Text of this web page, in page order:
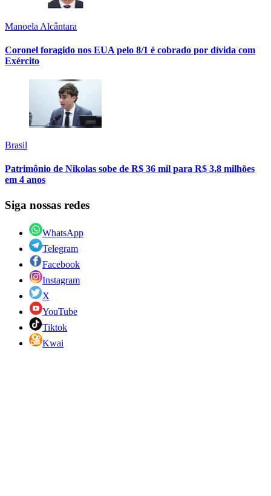
Manoela Alcântara
Coronel foragido nos EUA pelo 8/1 é cobrado por dívida com
Exército
Brasil
Patrimônio de Nikolas sobe de R$ 36 mil para R$ 3,8 milhões
em 4 anos
Siga nossas redes
WhatsApp
Telegram
Facebook
Instagram
X
YouTube
Tiktok
Kwai